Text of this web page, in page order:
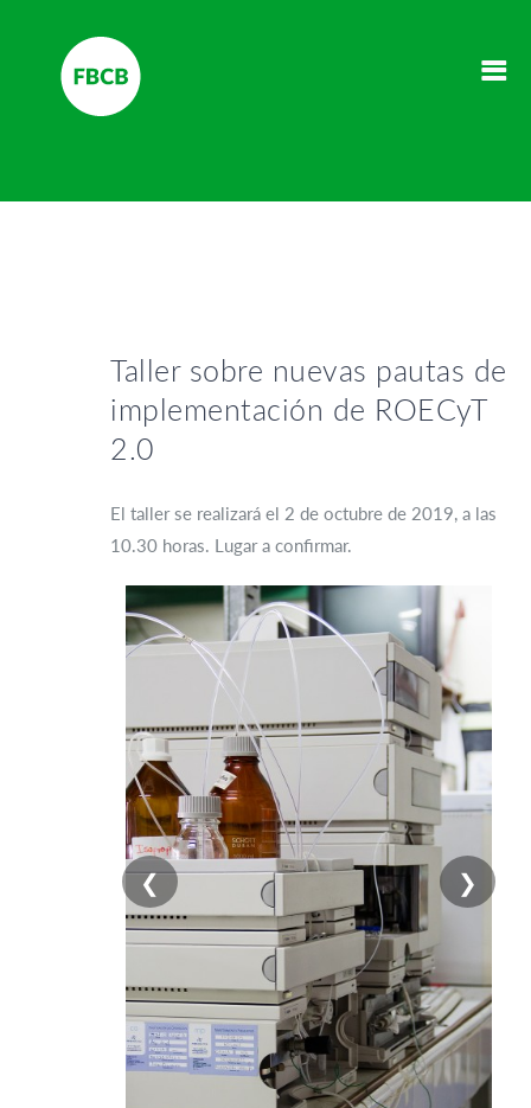
Taller sobre nuevas pautas de
implementación de ROECyT
2.0
El taller se realizará el 2 de octubre de 2019, a las
10.30 horas. Lugar a confirmar.
❮ ❯